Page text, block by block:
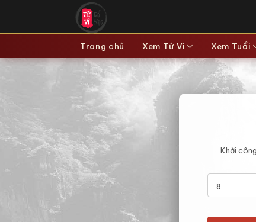
nội
Trang chủ Xem Tử Vi Xem Tuổi
Khởi